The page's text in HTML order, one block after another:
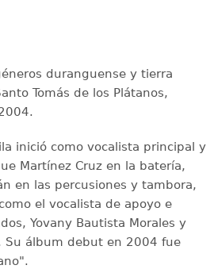
duranguense y tierra
Tomás de los Plátanos,
inició como vocalista principal y
Martínez Cruz en la batería,
en las percusiones y tambora,
el vocalista de apoyo e
Yovany Bautista Morales y
Su álbum debut en 2004 fue